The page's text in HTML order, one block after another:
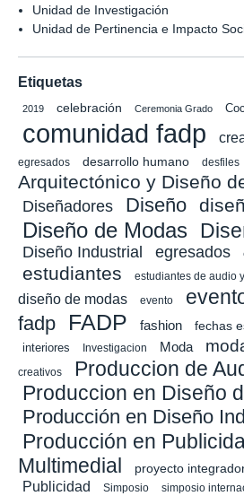
Unidad de Investigación
Unidad de Pertinencia e Impacto
Etiquetas
2019 celebración Ceremonia Grado
comunidad fadp
egresados
desarrollo humano desfiles
Arquitectónico y Diseño
Diseñadores Diseño
Diseño de Modas
Diseño Industrial egresados
estudiantes estudiantes de audio
diseño de modas
evento
fadp
FADP fashion fechas
interiores Investigacion Moda
creativos Produccion de
Produccion en Diseño
Producción en Diseño
Producción en
Multimedial
proyecto
Publicidad Simposio simposio